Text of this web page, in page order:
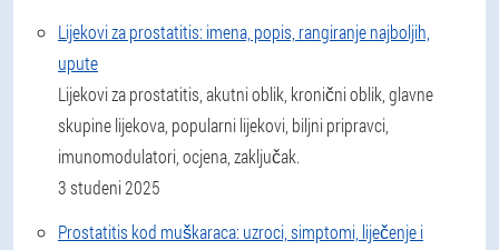
Lijekovi za prostatitis: imena, popis, rangiranje najboljih,
upute
Lijekovi za prostatitis, akutni oblik, kronični oblik, glavne
skupine lijekova, popularni lijekovi, biljni pripravci,
imunomodulatori, ocjena, zaključak.
3 studeni 2025
Prostatitis kod muškaraca: uzroci, simptomi, liječenje i